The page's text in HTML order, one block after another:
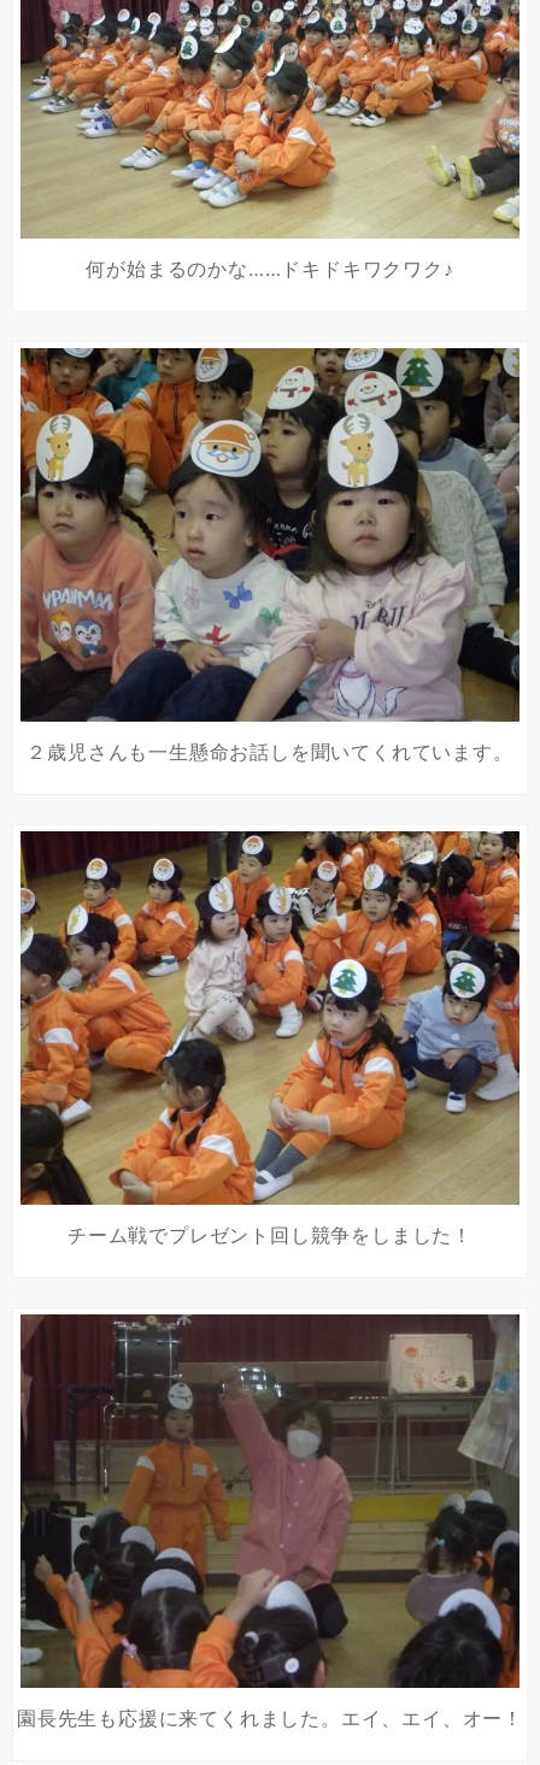
何が始まるのかな……ドキドキワクワク♪
２歳児さんも一生懸命お話しを聞いてくれています。
チーム戦でプレゼント回し競争をしました！
園長先生も応援に来てくれました。エイ、エイ、オー！